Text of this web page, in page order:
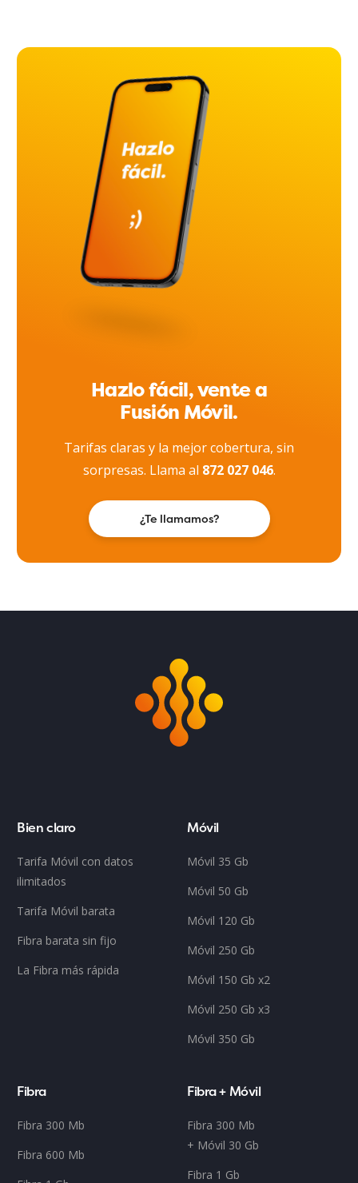
Hazlo fácil, vente a
Fusión Móvil.
Tarifas claras y la mejor cobertura, sin
sorpresas. Llama al 872 027 046.
¿Te llamamos?
Bien claro
Tarifa Móvil con datos
ilimitados
Tarifa Móvil barata
Fibra barata sin fijo
La Fibra más rápida
Móvil
Móvil 35 Gb
Móvil 50 Gb
Móvil 120 Gb
Móvil 250 Gb
Móvil 150 Gb x2
Móvil 250 Gb x3
Móvil 350 Gb
Fibra
Fibra 300 Mb
Fibra 600 Mb
Fibra + Móvil
Fibra 300 Mb
+ Móvil 30 Gb
Fibra 1 Gb